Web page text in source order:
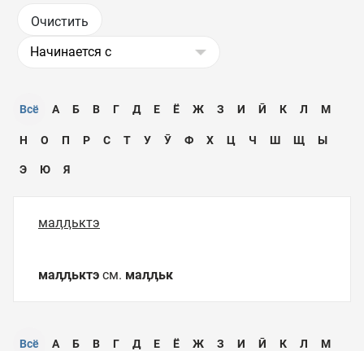
Всё А Б В Г Д Е Ё Ж З И Ӣ К Л М
Н О П Р С Т У Ӯ Ф Х Ц Ч Ш Щ Ы
Э Ю Я
маӆӆьктэ
маӆӆьктэ см. маӆӆьк
Всё А Б В Г Д Е Ё Ж З И Ӣ К Л М